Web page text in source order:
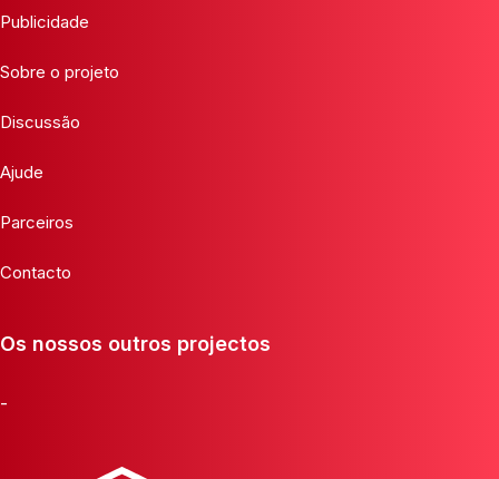
Publicidade
Sobre o projeto
Discussão
Ajude
Parceiros
Contacto
Os nossos outros projectos
-